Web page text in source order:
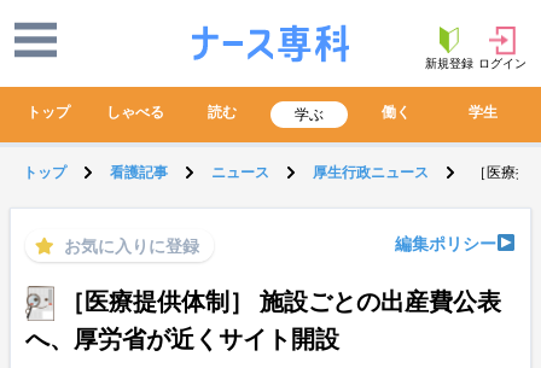
新規登録 ログイン
トップ しゃべる 読む 学ぶ 働く 学生
トップ 看護記事 ニュース 厚生行政ニュース ［医療
お気に入りに登録 編集ポリシー
［医療提供体制］ 施設ごとの出産費公表
へ、厚労省が近くサイト開設